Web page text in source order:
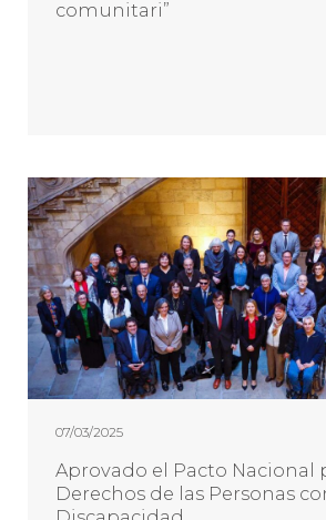
comunitari”
07/03/2025
Aprovado el Pacto Nacional
Derechos de las Personas